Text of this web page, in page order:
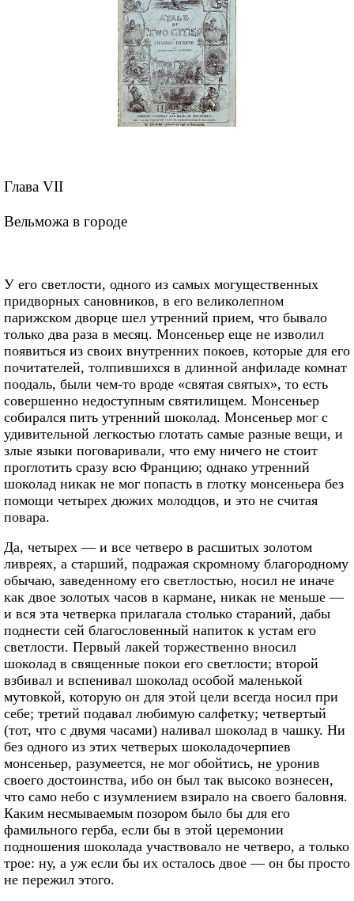
Глава VII
Вельможа в городе
У его светлости, одного из самых могущественных
придворных сановников, в его великолепном
парижском дворце шел утренний прием, что бывало
только два раза в месяц. Монсеньер еще не изволил
появиться из своих внутренних покоев, которые для его
почитателей, толпившихся в длинной анфиладе комнат
поодаль, были чем-то вроде «святая святых», то есть
совершенно недоступным святилищем. Монсеньер
собирался пить утренний шоколад. Монсеньер мог с
удивительной легкостью глотать самые разные вещи, и
злые языки поговаривали, что ему ничего не стоит
проглотить сразу всю Францию; однако утренний
шоколад никак не мог попасть в глотку монсеньера без
помощи четырех дюжих молодцов, и это не считая
повара.
Да, четырех — и все четверо в расшитых золотом
ливреях, а старший, подражая скромному благородному
обычаю, заведенному его светлостью, носил не иначе
как двое золотых часов в кармане, никак не меньше —
и вся эта четверка прилагала столько стараний, дабы
поднести сей благословенный напиток к устам его
светлости. Первый лакей торжественно вносил
шоколад в священные покои его светлости; второй
взбивал и вспенивал шоколад особой маленькой
мутовкой, которую он для этой цели всегда носил при
себе; третий подавал любимую салфетку; четвертый
(тот, что с двумя часами) наливал шоколад в чашку. Ни
без одного из этих четверых шоколадочерпиев
монсеньер, разумеется, не мог обойтись, не уронив
своего достоинства, ибо он был так высоко вознесен,
что само небо с изумлением взирало на своего баловня.
Каким несмываемым позором было бы для его
фамильного герба, если бы в этой церемонии
подношения шоколада участвовало не четверо, а только
трое: ну, а уж если бы их осталось двое — он бы просто
не пережил этого.